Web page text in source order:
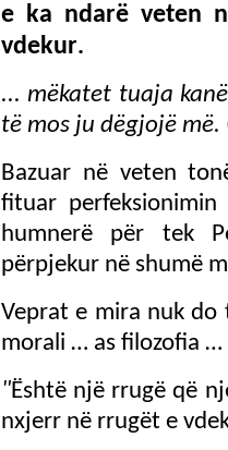
e ka ndarë veten
vdekur.
... mëkatet tuaja
të mos ju dëgjojë më.
Bazuar në veten
fituar
humnerë për tek
përpjekur në shumë
Veprat e mira nuk
morali … as filozofia …
"Është një rrugë që
nxjerr në rrugët e